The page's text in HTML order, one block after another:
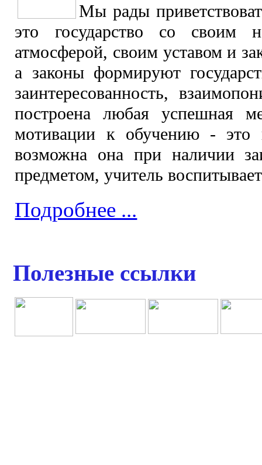
Мы рады п
это государство со своим
атмосферой, своим уставом и
а законы формируют
заинтересованность,
построена любая успешная
мотивации к обучению - это
возможна она при наличии
предметом, учитель
Подробнее ...
Полезные ссылки